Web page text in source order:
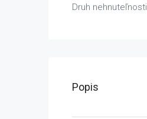
Druh nehnuteľnosti
Popis